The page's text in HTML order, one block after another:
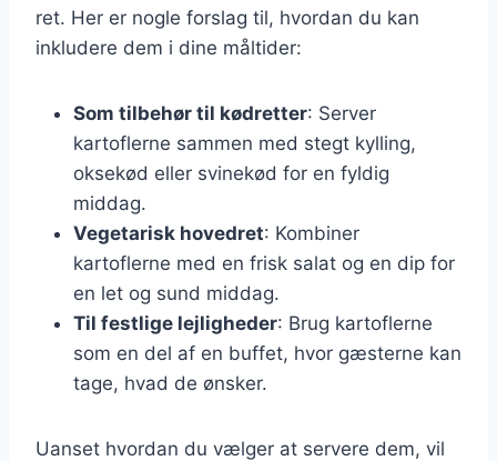
ret. Her er nogle forslag til, hvordan du kan
inkludere dem i dine måltider:
Som tilbehør til kødretter: Server
kartoflerne sammen med stegt kylling,
oksekød eller svinekød for en fyldig
middag.
Vegetarisk hovedret: Kombiner
kartoflerne med en frisk salat og en dip for
en let og sund middag.
Til festlige lejligheder: Brug kartoflerne
som en del af en buffet, hvor gæsterne kan
tage, hvad de ønsker.
Uanset hvordan du vælger at servere dem, vil